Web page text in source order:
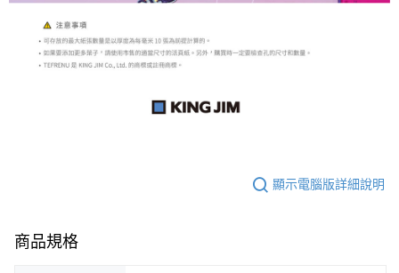
顯示電腦版詳細說明
商品規格